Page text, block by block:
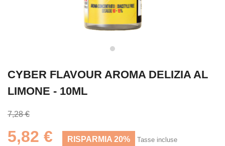
CYBER FLAVOUR AROMA DELIZIA AL
LIMONE - 10ML
7,28 €
5,82 € RISPARMIA 20% Tasse incluse